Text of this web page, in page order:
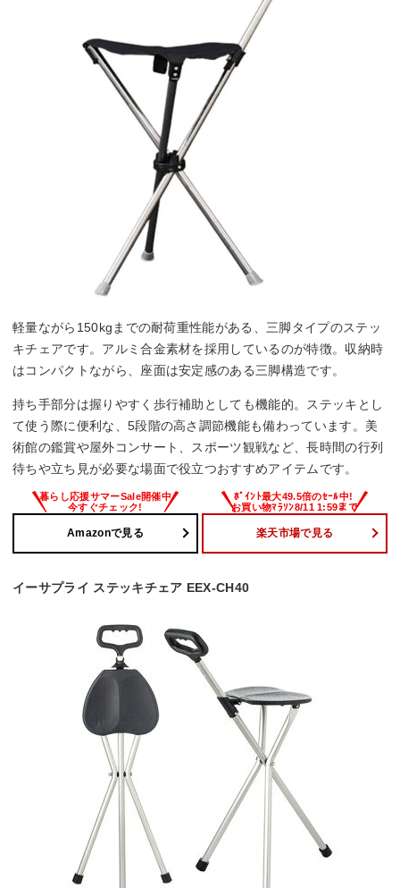
軽量ながら150kgまでの耐荷重性能がある、三脚タイプのステッ
キチェアです。アルミ合金素材を採用しているのが特徴。収納時
はコンパクトながら、座面は安定感のある三脚構造です。
持ち手部分は握りやすく歩行補助としても機能的。ステッキとし
て使う際に便利な、5段階の高さ調節機能も備わっています。美
術館の鑑賞や屋外コンサート、スポーツ観戦など、長時間の行列
待ちや立ち見が必要な場面で役立つおすすめアイテムです。
Amazonで見る 楽天市場で見る
イーサプライ ステッキチェア EEX-CH40